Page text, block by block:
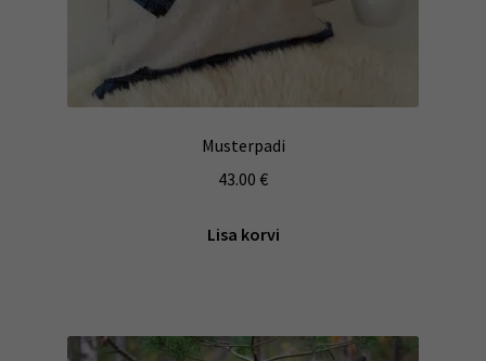
Musterpadi
43.00 €
Lisa korvi